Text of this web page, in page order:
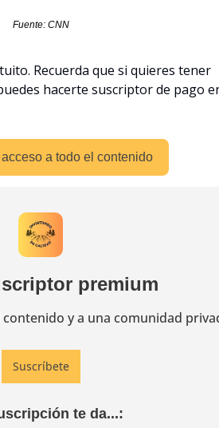
Fuente: CNN
Recuerda que si quieres tener
hacerte suscriptor de pago
a todo el contenido
premium
y a una comunidad
Suscríbete
te da...: